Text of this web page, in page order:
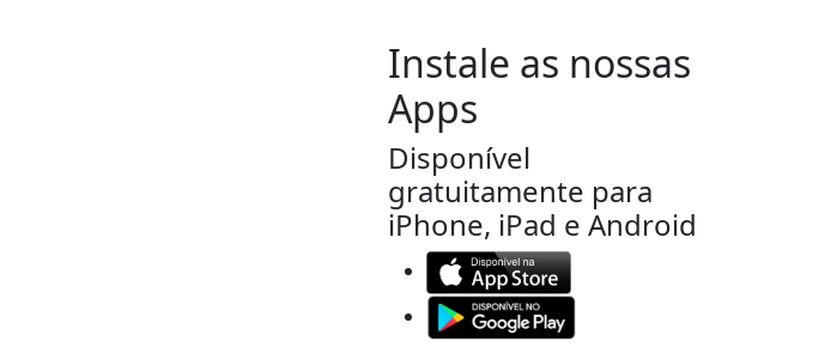
Instale as nossas
Apps
Disponível
gratuitamente para
iPhone, iPad e Android